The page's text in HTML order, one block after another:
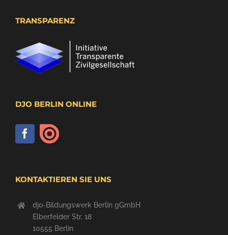
TRANSPARENZ
DJO BERLIN ONLINE
KONTAKTIEREN SIE UNS
djo-Bildungswerk Berlin gGmbH
Elberfelder Str. 18
10555 Berlin